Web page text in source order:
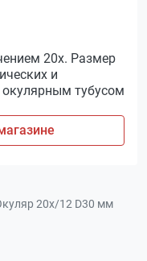
20х. Размер
и
тубусом
20х/12 D30 мм